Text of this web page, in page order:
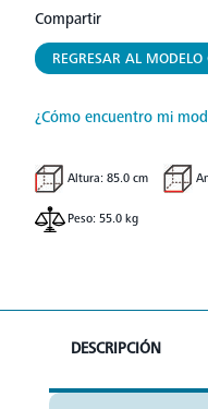
Compartir
REGRESAR AL MODELO
¿Cómo encuentro mi
Altura: 85.0 cm
Peso: 55.0 kg
DESCRIPCIÓN